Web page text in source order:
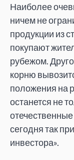
Наиболее
ничем не
продукции из
покупают
рубежом.
корню
положения на
останется не
сегодня так
инвестора».